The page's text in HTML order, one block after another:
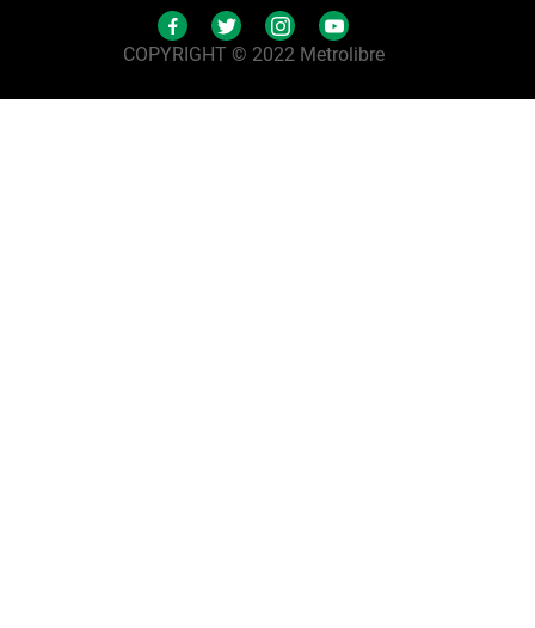
COPYRIGHT © 2022 Metrolibre